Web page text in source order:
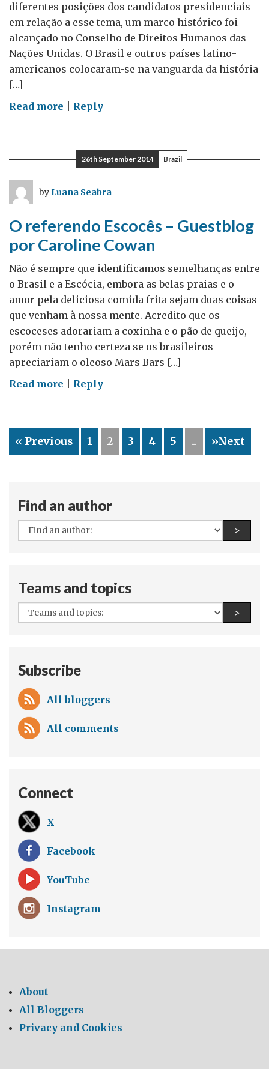
diferentes posições dos candidatos presidenciais
em relação a esse tema, um marco histórico foi
alcançado no Conselho de Direitos Humanos das
Nações Unidas. O Brasil e outros países latino-
americanos colocaram-se na vanguarda da história
[…]
Read more on
em
Genebra…
CDH
e
Resolução
sobre
Orientação
Sexual
Identidade
Reply
26th September 2014 Brazil
by Luana Seabra
O referendo Escocês – Guestblog
por Caroline Cowan
Não é sempre que identificamos semelhanças entre
o Brasil e a Escócia, embora as belas praias e o
amor pela deliciosa comida frita sejam duas coisas
que venham à nossa mente. Acredito que os
escoceses adorariam a coxinha e o pão de queijo,
porém não tenho certeza se os brasileiros
apreciariam o oleoso Mars Bars […]
Read more on
Escocês
–
Cowan
Reply
« Previous 1 2 3 4 5 ... »Next
Find an author
All
authors:
>Find
Teams and topics
All
teams
>Find
Subscribe
All bloggers
All comments
Connect
X
Facebook
YouTube
Instagram
About
All Bloggers
Privacy and Cookies